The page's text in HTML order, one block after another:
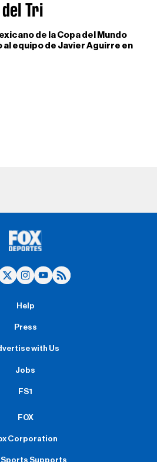
Tri
de la Copa del Mundo
al equipo de Javier Aguirre en
Help
Press
with Us
Jobs
FS1
FOX
Corporation